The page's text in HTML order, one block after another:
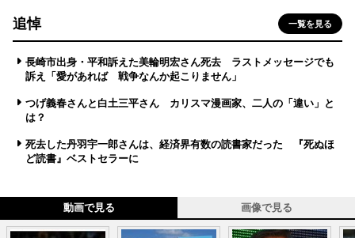
追悼 一覧を見る
長崎市出身・平和訴えた美輪明宏さん死去 ラストメッセージでも
訴え「愛があれば 戦争なんか起こりません」
つげ義春さんと白土三平さん カリスマ漫画家、二人の「違い」と
は？
死去した丹羽宇一郎さんは、経済界有数の読書家だった 『死ぬほ
ど読書』ベストセラーに
動画で見る 画像で見る